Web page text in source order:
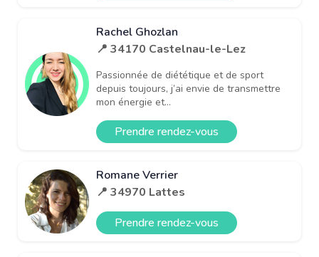
Rachel Ghozlan
📍 34170 Castelnau-le-Lez
Passionnée de diététique et de sport
depuis toujours, j’ai envie de transmettre
mon énergie et...
Prendre rendez-vous
Romane Verrier
📍 34970 Lattes
Prendre rendez-vous